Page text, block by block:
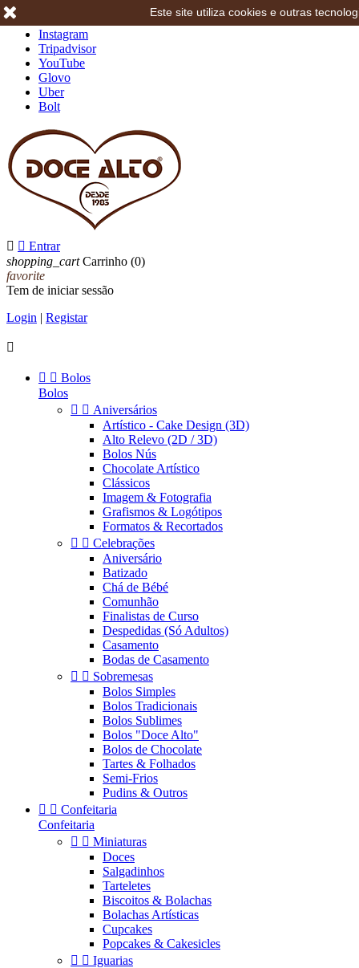
Instagram
Tripadvisor
YouTube
Glovo
Uber
Bolt
  Entrar
shopping_cart Carrinho (0)
favorite
Tem de iniciar sessão
Login | Registar

  Bolos
Bolos
  Aniversários
Artístico - Cake Design (3D)
Alto Relevo (2D / 3D)
Bolos Nús
Chocolate Artístico
Clássicos
Imagem & Fotografia
Grafismos & Logótipos
Formatos & Recortados
  Celebrações
Aniversário
Batizado
Chá de Bébé
Comunhão
Finalistas de Curso
Despedidas (Só Adultos)
Casamento
Bodas de Casamento
  Sobremesas
Bolos Simples
Bolos Tradicionais
Bolos Sublimes
Bolos "Doce Alto"
Bolos de Chocolate
Tartes & Folhados
Semi-Frios
Pudins & Outros
  Confeitaria
Confeitaria
  Miniaturas
Doces
Salgadinhos
Tarteletes
Biscoitos & Bolachas
Bolachas Artísticas
Cupcakes
Popcakes & Cakesicles
  Iguarias
Este site utiliza cookies e outras